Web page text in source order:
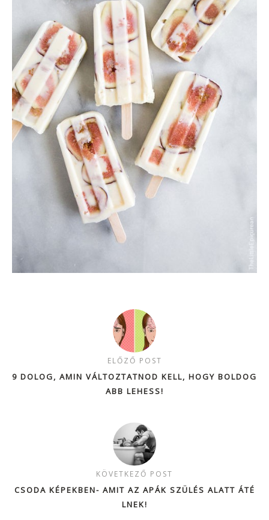
ELŐZŐ POST
9 DOLOG, AMIN VÁLTOZTATNOD KELL, HOGY BOLDOG
ABB LEHESS!
KÖVETKEZŐ POST
CSODA KÉPEKBEN- AMIT AZ APÁK SZÜLÉS ALATT ÁTÉ
LNEK!